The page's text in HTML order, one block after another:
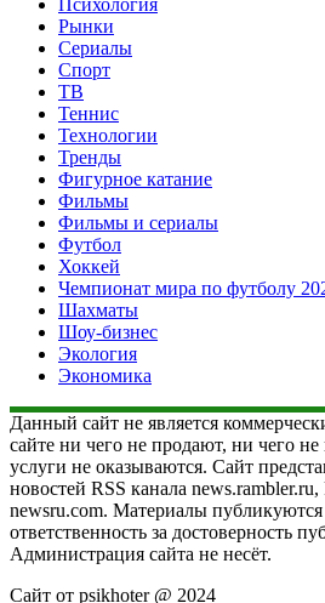
Психология
Рынки
Сериалы
Спорт
ТВ
Теннис
Технологии
Тренды
Фигурное катание
Фильмы
Фильмы и сериалы
Футбол
Хоккей
Чемпионат мира по футболу
Шахматы
Шоу-бизнес
Экология
Экономика
Данный сайт не является
сайте ни чего не продают, ни чего
услуги не оказываются. Сайт
новостей RSS канала news.rambler.ru,
newsru.com. Материалы публикуются
ответственность за достоверность
Администрация сайта не несёт.
Сайт от psikhoter @ 2024